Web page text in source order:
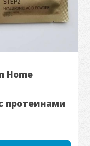
Home
протеинами